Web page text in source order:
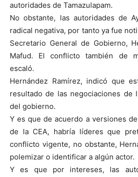
autoridades de Tamazulapam.
No obstante, las autoridades de
radical negativa, por tanto ya fue
Secretario General de Gobierno,
Mafud. El conflicto también de
escaló.
Hernández Ramírez, indicó que
resultado de las negociaciones de
del gobierno.
Y es que de acuerdo a versiones
de la CEA, habría líderes que
conflicto vigente, no obstante,
polemizar o identificar a algún actor.
Y es que por intereses, las